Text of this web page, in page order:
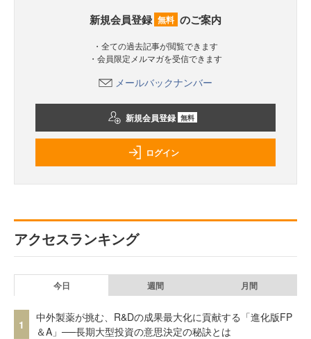
新規会員登録 無料 のご案内
・全ての過去記事が閲覧できます
・会員限定メルマガを受信できます
メールバックナンバー
新規会員登録 無料
ログイン
アクセスランキング
今日 週間 月間
1
中外製薬が挑む、R&Dの成果最大化に貢献する「進化版FP
＆A」──長期大型投資の意思決定の秘訣とは